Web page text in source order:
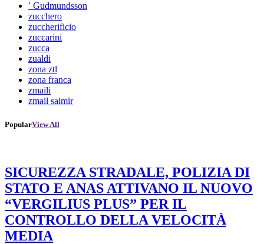
′ Gudmundsson
zucchero
zuccherificio
zuccarini
zucca
zualdi
zona ztl
zona franca
zmaili
zmail saimir
PopularView All
SICUREZZA STRADALE, POLIZIA DI
STATO E ANAS ATTIVANO IL NUOVO
“VERGILIUS PLUS” PER IL
CONTROLLO DELLA VELOCITÀ
MEDIA